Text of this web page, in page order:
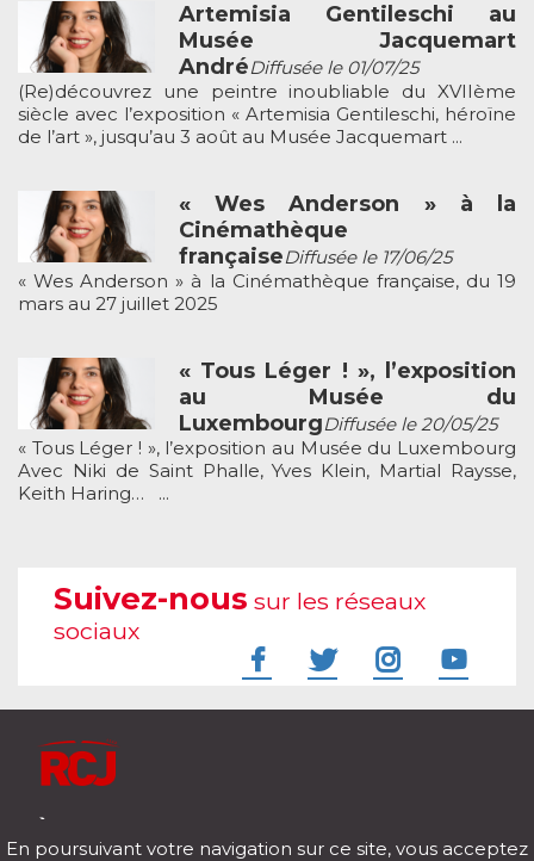
Artemisia Gentileschi au
Musée Jacquemart
AndréDiffusée le 01/07/25
(Re)découvrez une peintre inoubliable du XVIIème
siècle avec l’exposition « Artemisia Gentileschi, héroïne
de l’art », jusqu’au 3 août au Musée Jacquemart ...
« Wes Anderson » à la
Cinémathèque
françaiseDiffusée le 17/06/25
« Wes Anderson » à la Cinémathèque française, du 19
mars au 27 juillet 2025
« Tous Léger ! », l’exposition
au Musée du
LuxembourgDiffusée le 20/05/25
« Tous Léger ! », l’exposition au Musée du Luxembourg
Avec Niki de Saint Phalle, Yves Klein, Martial Raysse,
Keith Haring… ...
Suivez-nous sur les réseaux
sociaux
Télécharger notre application pour iOs et Android
En poursuivant votre navigation sur ce site, vous acceptez